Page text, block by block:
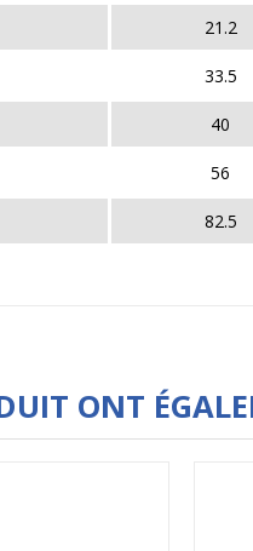
21.2
33.5
40
56
82.5
ONT